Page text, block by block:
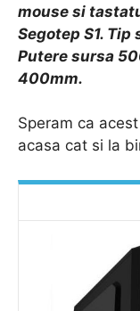
mouse si
Segotep S1.
Putere sursa
400mm.
Speram ca
acasa cat si la